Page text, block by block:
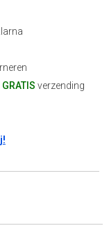
GRATIS verzending